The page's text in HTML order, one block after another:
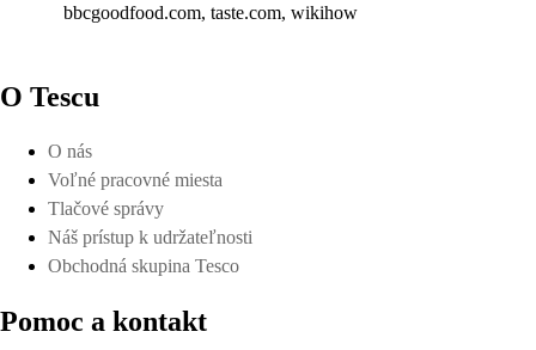
bbcgoodfood.com, taste.com, wikihow
O Tescu
O nás
Voľné pracovné miesta
Tlačové správy
Náš prístup k udržateľnosti
Obchodná skupina Tesco
Pomoc a kontakt